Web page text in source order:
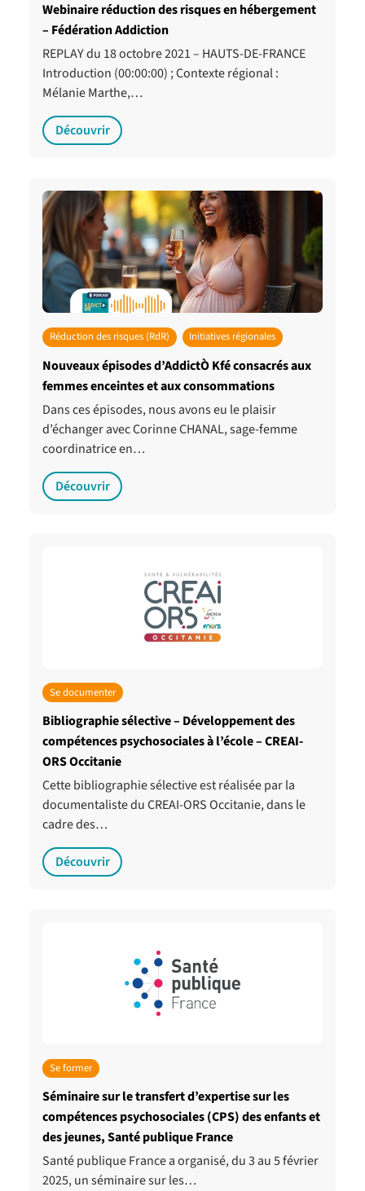
Webinaire réduction des risques en hébergement
– Fédération Addiction
REPLAY du 18 octobre 2021 – HAUTS-DE-FRANCE
Introduction (00:00:00) ; Contexte régional :
Mélanie Marthe,…
Découvrir
Réduction des risques (RdR) Initiatives régionales
Nouveaux épisodes d’AddictÒ Kfé consacrés aux
femmes enceintes et aux consommations
Dans ces épisodes, nous avons eu le plaisir
d’échanger avec Corinne CHANAL, sage-femme
coordinatrice en…
Découvrir
Se documenter
Bibliographie sélective – Développement des
compétences psychosociales à l’école – CREAI-
ORS Occitanie
Cette bibliographie sélective est réalisée par la
documentaliste du CREAI-ORS Occitanie, dans le
cadre des…
Découvrir
Se former
Séminaire sur le transfert d’expertise sur les
compétences psychosociales (CPS) des enfants et
des jeunes, Santé publique France
Santé publique France a organisé, du 3 au 5 février
2025, un séminaire sur les…